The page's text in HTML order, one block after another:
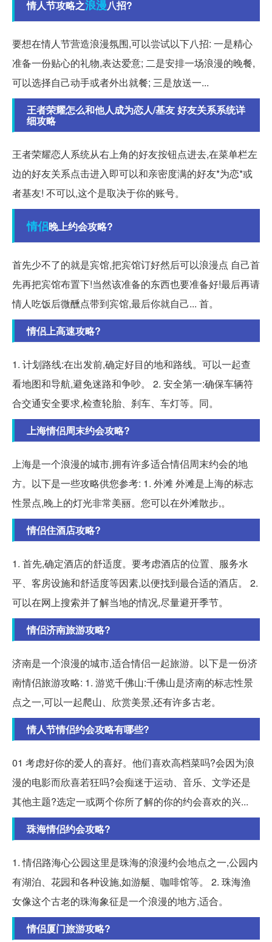
情人节攻略之浪漫八招?
要想在情人节营造浪漫氛围,可以尝试以下八招: 一是精心
准备一份贴心的礼物,表达爱意; 二是安排一场浪漫的晚餐,
可以选择自己动手或者外出就餐; 三是放送一...
王者荣耀怎么和他人成为恋人/基友 好友关系系统详
细攻略
王者荣耀恋人系统从右上角的好友按钮点进去,在菜单栏左
边的好友关系点击进入即可以和亲密度满的好友*为恋*或
者基友! 不可以,这个是取决于你的账号。
情侣晚上约会攻略?
首先少不了的就是宾馆,把宾馆订好然后可以浪漫点 自己首
先再把宾馆布置下!当然该准备的东西也要准备好!最后再请
情人吃饭后微醺点带到宾馆,最后你就自己... 首。
情侣上高速攻略?
1. 计划路线:在出发前,确定好目的地和路线。可以一起查
看地图和导航,避免迷路和争吵。 2. 安全第一:确保车辆符
合交通安全要求,检查轮胎、刹车、车灯等。同。
上海情侣周末约会攻略?
上海是一个浪漫的城市,拥有许多适合情侣周末约会的地
方。以下是一些攻略供您参考: 1. 外滩 外滩是上海的标志
性景点,晚上的灯光非常美丽。您可以在外滩散步,。
情侣住酒店攻略?
1. 首先,确定酒店的舒适度。要考虑酒店的位置、服务水
平、客房设施和舒适度等因素,以便找到最合适的酒店。 2.
可以在网上搜索并了解当地的情况,尽量避开季节。
情侣济南旅游攻略?
济南是一个浪漫的城市,适合情侣一起旅游。以下是一份济
南情侣旅游攻略: 1. 游览千佛山:千佛山是济南的标志性景
点之一,可以一起爬山、欣赏美景,还有许多古老。
情人节情侣约会攻略有哪些?
01 考虑好你的爱人的喜好。他们喜欢高档菜吗?会因为浪
漫的电影而欣喜若狂吗?会痴迷于运动、音乐、文学还是
其他主题?选定一或两个你所了解的你的约会喜欢的兴...
珠海情侣约会攻略?
1. 情侣路海心公园这里是珠海的浪漫约会地点之一,公园内
有湖泊、花园和各种设施,如游艇、咖啡馆等。 2. 珠海渔
女像这个古老的珠海象征是一个浪漫的地方,适合。
情侣厦门旅游攻略?